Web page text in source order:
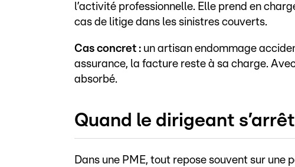
l’activité professionnelle. Elle prend en
cas de litige dans les sinistres couverts.
Cas concret : un artisan endommage
assurance, la facture reste à sa charge.
absorbé.
Quand le dirigeant
Dans une PME, tout repose souvent sur une